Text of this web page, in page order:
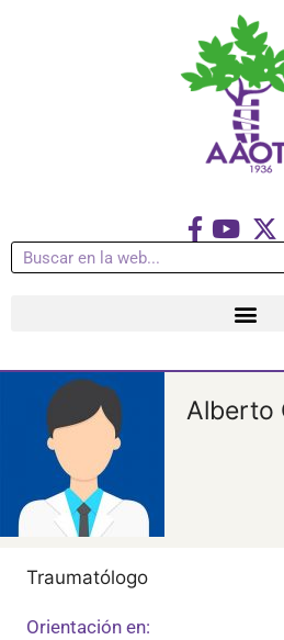
Alberto
Traumatólogo
Orientación en: